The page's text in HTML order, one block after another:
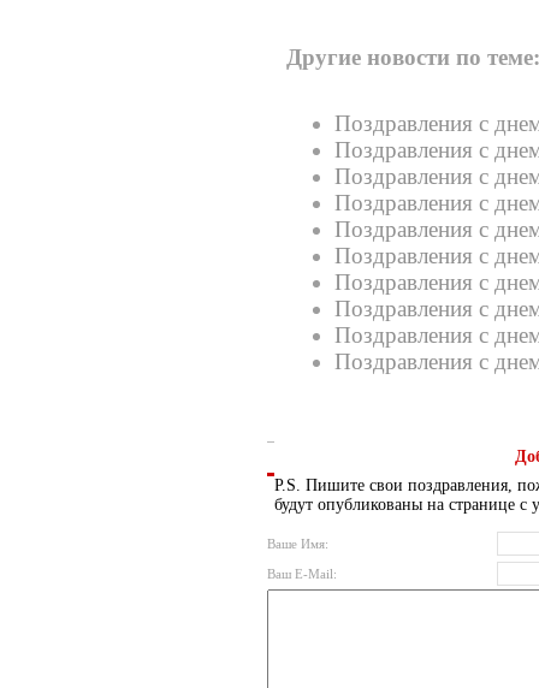
Другие новости по теме:
Поздравления с
Поздравления с
Поздравления с
Поздравления с
Поздравления с
Поздравления с
Поздравления с
Поздравления с
Поздравления с
Поздравления с
P.S. Пишите свои поздравления,
будут опубликованы на странице с
Ваше Имя:
Ваш E-Mail: